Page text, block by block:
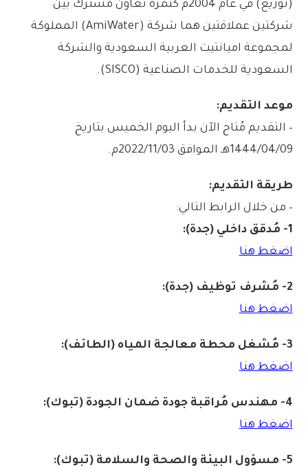
(توزيع) في عام 2004م كثمرة تعاون مشترك بين
شركتين عملاقتين هما شركة (AmiWater) المملوكة
لمجموعة اميانتيت العربية السعودية والشركة
السعودية للخدمات الصناعية (SISCO).
موعد التقديم:
– التقديم مُتاح الآن بدأ اليوم الخميس بتاريخ
1444/04/09هـ الموافق 2022/11/03م.
طريقة التقديم:
– من خلال الرابط التالي:
1- مُدقق داخلي (جدة):
اضغط هنا
2- مُشرف توظيف (جدة):
اضغط هنا
3- مُشغل محطة معالجة المياه (الطائف):
اضغط هنا
4- مهندس مُراقبة جودة ضمان الجودة (تبوك):
اضغط هنا
5- مسؤول البيئة والصحة والسلامة (تبوك):